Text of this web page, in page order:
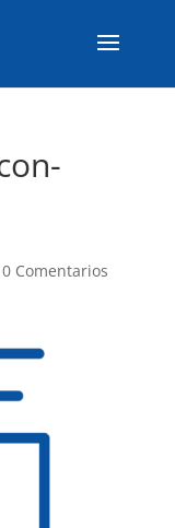
0 Comentarios